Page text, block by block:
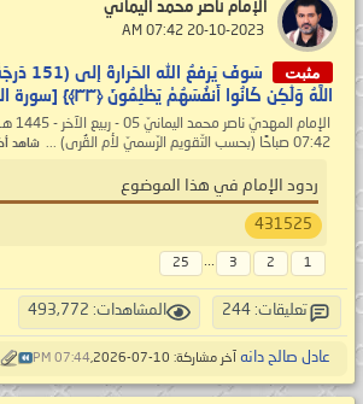
الإمام ناصر محمد اليماني
مثبت
سَوفَ يَرفعُ
اللَّهُ وَلَٰكِن كَانُوا أَنفُسَهُمْ يَظْلِمُونَ ‎﴿٣٣﴾} [سورة النحل] ..
07:42 صباحًا (بحسب التّقويم الرّسميّ لأم القُرى) ...
شاهد
ردود الإمام في هذا الموضوع
431525
1
2
3
...
25
تعليقات: 244 المشاهدات: 493,772
عادل صالح دانه آخر مشاركة: 10-07-2026, 07:44 PM